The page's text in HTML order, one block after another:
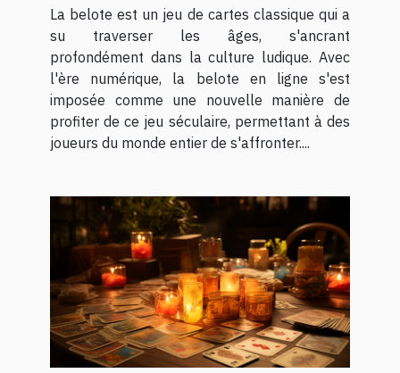
La belote est un jeu de cartes classique qui a
su traverser les âges, s'ancrant
profondément dans la culture ludique. Avec
l'ère numérique, la belote en ligne s'est
imposée comme une nouvelle manière de
profiter de ce jeu séculaire, permettant à des
joueurs du monde entier de s'affronter....